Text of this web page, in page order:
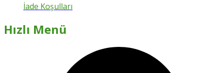
İade Koşulları
Hızlı Menü